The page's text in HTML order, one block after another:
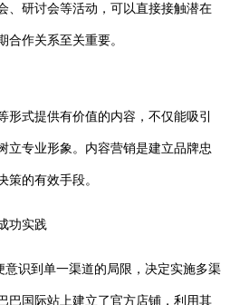
、研讨会等活动，可以直接接触潜在
合作关系至关重要。
式提供有价值的内容，不仅能吸引
立专业形象。内容营销是建立品牌忠
策的有效手段。
功实践
识到单一渠道的局限，决定实施多渠
巴国际站上建立了官方店铺，利用其